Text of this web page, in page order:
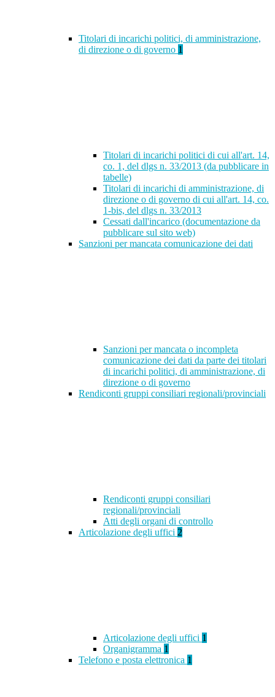
Titolari di incarichi politici, di amministrazione,
di direzione o di governo 1
Titolari di incarichi politici di cui all'art. 14,
co. 1, del dlgs n. 33/2013 (da pubblicare in
tabelle)
Titolari di incarichi di amministrazione, di
direzione o di governo di cui all'art. 14, co.
1-bis, del dlgs n. 33/2013
Cessati dall'incarico (documentazione da
pubblicare sul sito web)
Sanzioni per mancata comunicazione dei dati
Sanzioni per mancata o incompleta
comunicazione dei dati da parte dei titolari
di incarichi politici, di amministrazione, di
direzione o di governo
Rendiconti gruppi consiliari regionali/provinciali
Rendiconti gruppi consiliari
regionali/provinciali
Atti degli organi di controllo
Articolazione degli uffici 2
Articolazione degli uffici 1
Organigramma 1
Telefono e posta elettronica 1